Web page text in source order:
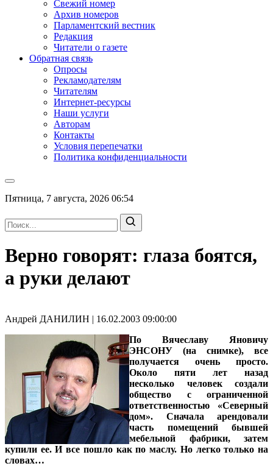
Свежий номер
Архив номеров
Парламентский вестник
Редакция
Читатели о газете
Обратная связь
Опросы
Рекламодателям
Читателям
Интернет-ресурсы
Наши услуги
Авторам
Контакты
Условия перепечатки
Политика конфиденциальности
Пятница, 7 августа, 2026 06:54
Верно говорят: глаза боятся,
а руки делают
Андрей ДАНИЛИН | 16.02.2003 09:00:00
По Вячеславу Яновичу
ЭНСОНУ (на снимке), все
получается очень просто.
Около пяти лет назад
несколько человек создали
общество с ограниченной
ответственностью «Северный
дом». Сначала арендовали
часть помещений бывшей
мебельной фабрики, затем
купили ее. И все пошло как по маслу. Но легко только на
словах…